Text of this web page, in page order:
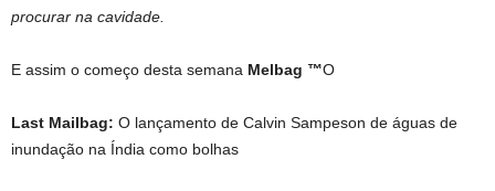
procurar na cavidade.
E assim o começo desta semana Melbag ™O
Last Mailbag: O lançamento de Calvin Sampeson de águas de
inundação na Índia como bolhas